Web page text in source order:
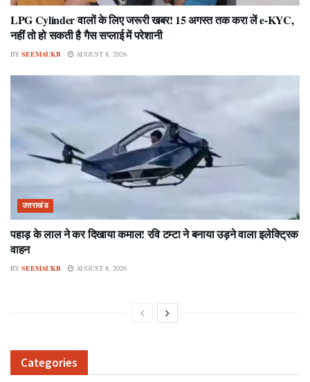
LPG Cylinder वालों के लिए जरूरी खबर! 15 अगस्त तक करा लें e-KYC,
नहीं तो हो सकती है गैस सप्लाई में परेशानी
BY SEEMAUKB AUGUST 8, 2026
उत्तराखंड
पहाड़ के लाल ने कर दिखाया कमाल! रवि टम्टा ने बनाया उड़ने वाला इलेक्ट्रिक
वाहन
BY SEEMAUKB AUGUST 8, 2026
Categories